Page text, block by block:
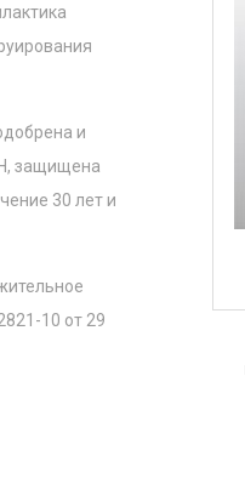
и
защищена
30 лет и
10 от 29